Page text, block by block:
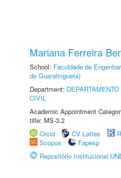
Mariana Ferreira
School: Faculdade de
de Guaratinguetá)
Department:
CIVIL
Academic Appointment
title: MS-3.2
Orcid
CV Lattes
Scopus
Fapesp
Repositório Institucional